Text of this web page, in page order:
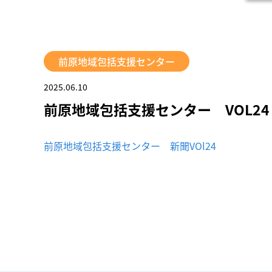
前原地域包括支援センター
2025.06.10
前原地域包括支援センター VOL24
前原地域包括支援センター 新聞VOl24